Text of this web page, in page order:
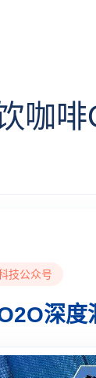
咖
技公众号
深